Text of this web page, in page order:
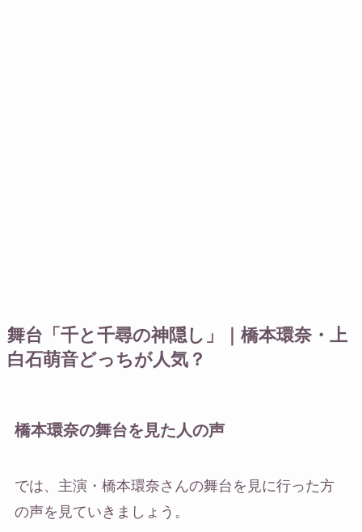
舞台「千と千尋の神隠し」｜橋本環奈・上
白石萌音どっちが人気？
橋本環奈の舞台を見た人の声
では、主演・橋本環奈さんの舞台を見に行った方
の声を見ていきましょう。